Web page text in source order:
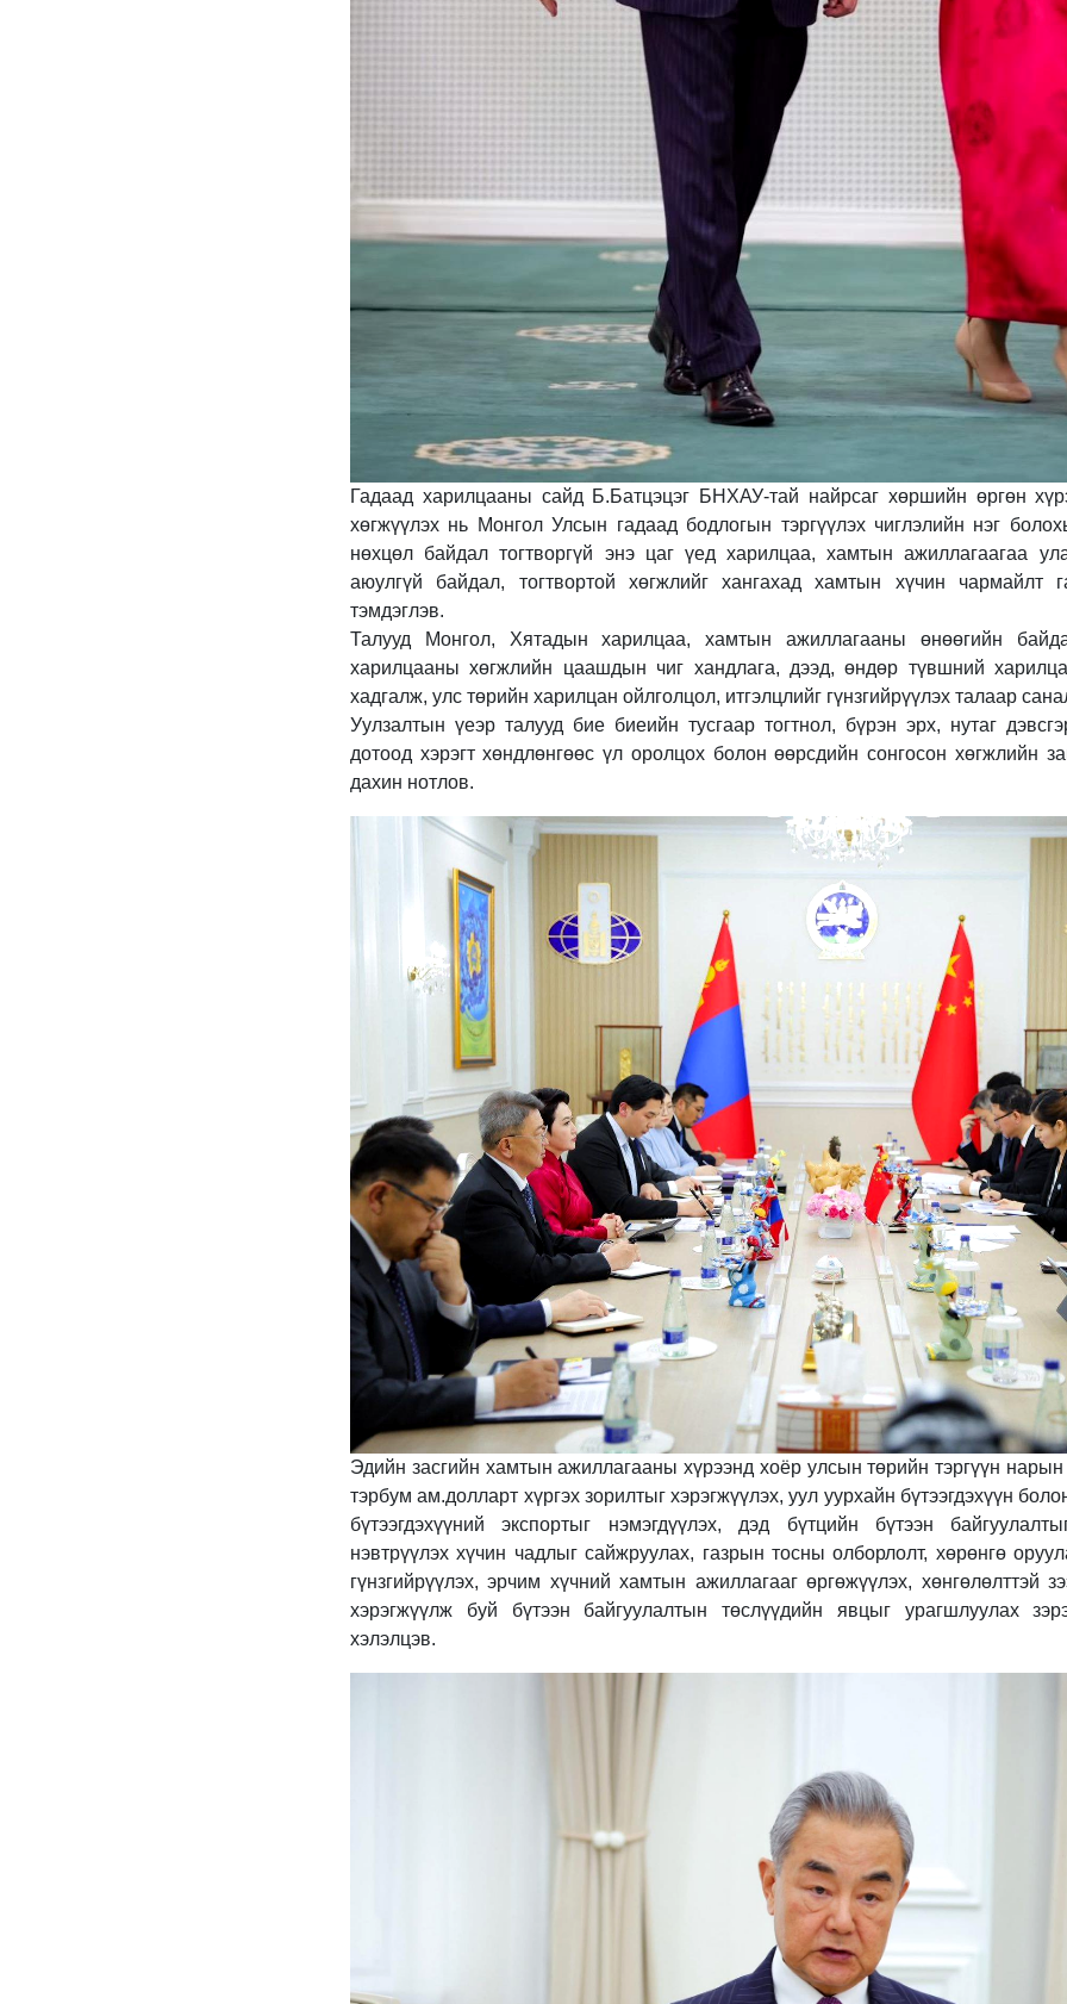
Гадаад харилцааны сайд Б.Батцэцэг БНХАУ-тай найрсаг хөршийн өргөн
хөгжүүлэх нь Монгол Улсын гадаад бодлогын тэргүүлэх чиглэлийн нэг
нөхцөл байдал тогтворгүй энэ цаг үед харилцаа, хамтын ажиллагаагаа
аюулгүй байдал, тогтвортой хөгжлийг хангахад хамтын хүчин чармайлт
тэмдэглэв.
Талууд Монгол, Хятадын харилцаа, хамтын ажиллагааны өнөөгийн
харилцааны хөгжлийн цаашдын чиг хандлага, дээд, өндөр түвшний
хадгалж, улс төрийн харилцан ойлголцол, итгэлцлийг гүнзгийрүүлэх талаар
Уулзалтын үеэр талууд бие биеийн тусгаар тогтнол, бүрэн эрх, нутаг
дотоод хэрэгт хөндлөнгөөс үл оролцох болон өөрсдийн сонгосон хөгжлийн
дахин нотлов.
Эдийн засгийн хамтын ажиллагааны хүрээнд хоёр улсын төрийн тэргүүн нарын
тэрбум ам.долларт хүргэх зорилтыг хэрэгжүүлэх, уул уурхайн бүтээгдэхүүн
бүтээгдэхүүний экспортыг нэмэгдүүлэх, дэд бүтцийн бүтээн
нэвтрүүлэх хүчин чадлыг сайжруулах, газрын тосны олборлолт, хөрөнгө
гүнзгийрүүлэх, эрчим хүчний хамтын ажиллагааг өргөжүүлэх, хөнгөлөлттэй
хэрэгжүүлж буй бүтээн байгуулалтын төслүүдийн явцыг урагшлуулах
хэлэлцэв.